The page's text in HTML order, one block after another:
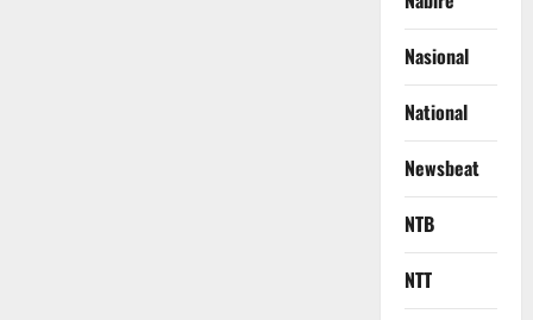
Nasional
National
Newsbeat
NTB
NTT